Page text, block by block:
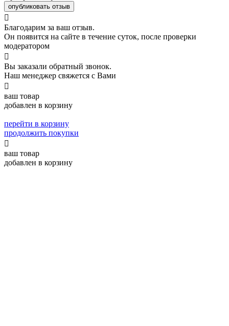
опубликовать отзыв

Благодарим за ваш отзыв.
Он появится на сайте в течение суток, после проверки
модератором

Вы заказали обратный звонок.
Наш менеджер свяжется с Вами

ваш товар
добавлен в корзину
перейти в корзину
продолжить покупки

ваш товар
добавлен в корзину